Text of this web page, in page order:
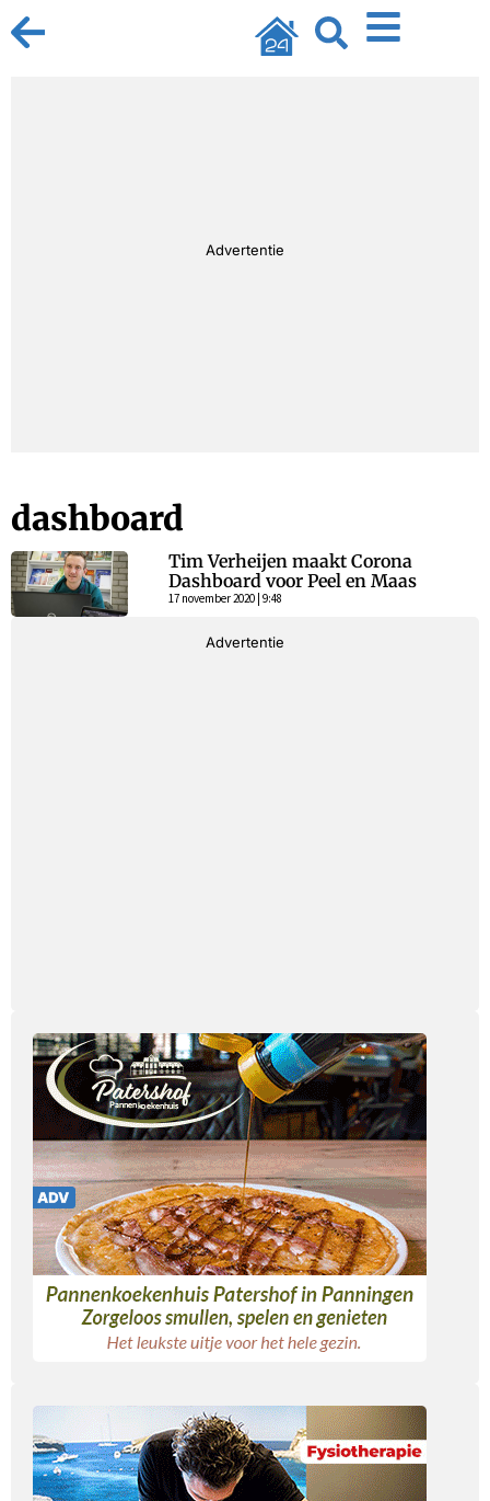
Advertentie
dashboard
Tim Verheijen maakt Corona
Dashboard voor Peel en Maas
17 november 2020 | 9:48
Advertentie